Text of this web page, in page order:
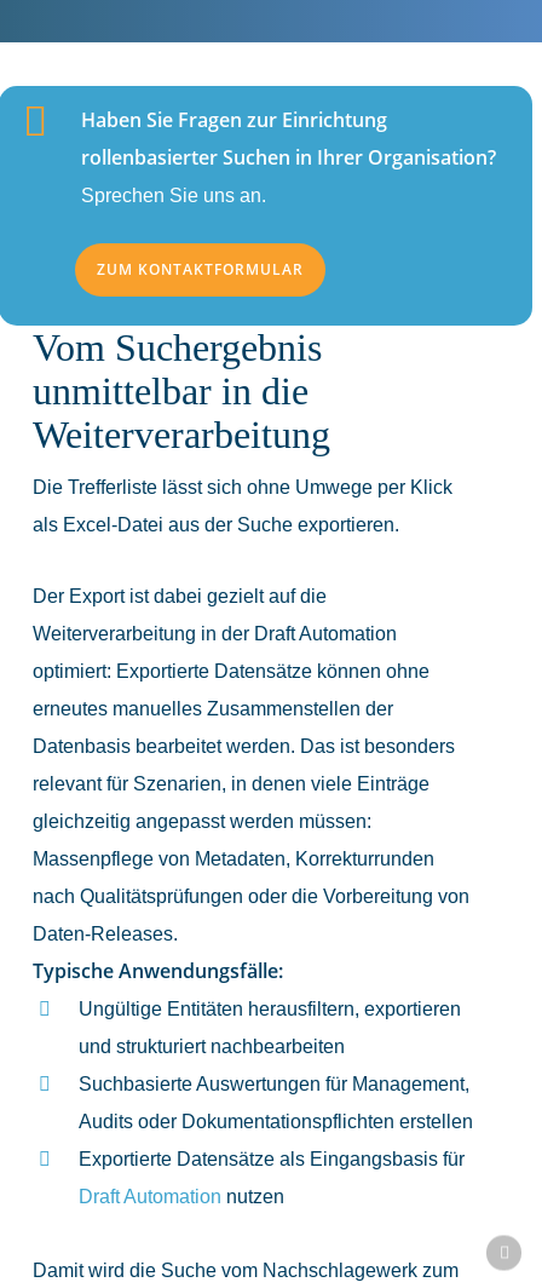
Haben Sie Fragen zur Einrichtung
rollenbasierter Suchen in Ihrer Organisation?
Sprechen Sie uns an.
ZUM KONTAKTFORMULAR
Vom Suchergebnis
unmittelbar in die
Weiterverarbeitung
Die Trefferliste lässt sich ohne Umwege per Klick
als Excel-Datei aus der Suche exportieren.
Der Export ist dabei gezielt auf die
Weiterverarbeitung in der Draft Automation
optimiert: Exportierte Datensätze können ohne
erneutes manuelles Zusammenstellen der
Datenbasis bearbeitet werden. Das ist besonders
relevant für Szenarien, in denen viele Einträge
gleichzeitig angepasst werden müssen:
Massenpflege von Metadaten, Korrekturrunden
nach Qualitätsprüfungen oder die Vorbereitung von
Daten-Releases.
Typische Anwendungsfälle:
Ungültige Entitäten herausfiltern, exportieren
und strukturiert nachbearbeiten
Suchbasierte Auswertungen für Management,
Audits oder Dokumentationspflichten erstellen
Exportierte Datensätze als Eingangsbasis für
Draft Automation nutzen
Damit wird die Suche vom Nachschlagewerk zum